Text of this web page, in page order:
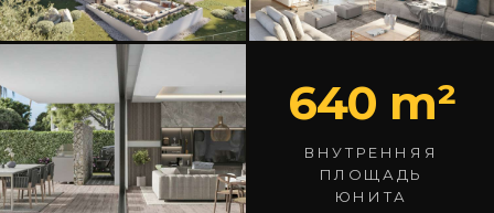
640 m²
ВНУТРЕННЯЯ
ПЛОЩАДЬ
ЮНИТА